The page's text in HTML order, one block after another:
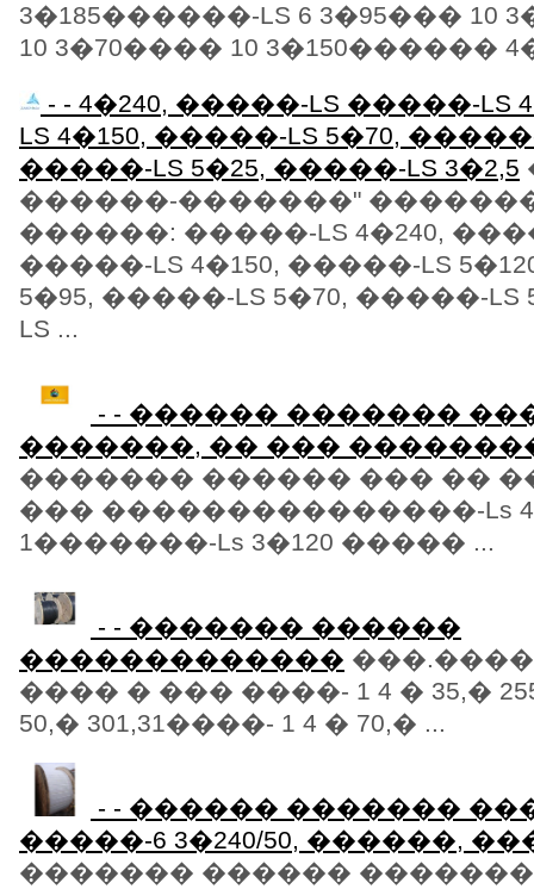
3�185������-LS 6 3�95��� 10
10 3�70���� 10 3�150������
- - 4�240, �����-LS �����-LS
LS 4�150, �����-LS 5�70, �����-
�����-LS 5�25, �����-LS 3�2,5
������-�������"
������: �����-LS 4�240,
�����-LS 4�150, �����-LS
5�95, �����-LS 5�70, �����-
LS ...
- - ������ �������
�������, �� ���
������� ������ ��� ��
��� ���������������-Ls
1�������-Ls 3�120 ����� ...
- - ������� ������
�������������
���� � ��� ����- 1 4 � 35,�
50,� 301,31����- 1 4 � 70,� ...
- - ������ �������
�����-6 3�240/50, ������,
������� ������